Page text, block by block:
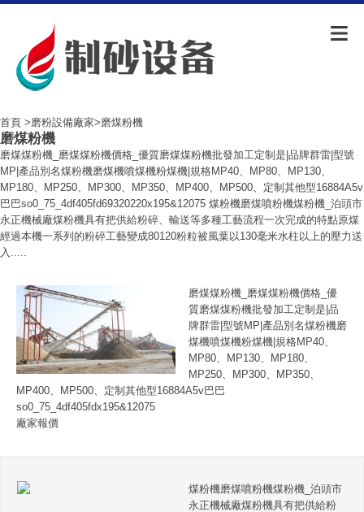
首頁 >磨粉設備廠家>磨煤粉機
磨煤粉機
磨煤煤粉機_磨煤煤粉機價格_優質磨煤煤粉機批發加工定制是|品牌群雷|型號
MP|產品別名煤粉機磨煤機噴煤機粉煤機|規格MP40、MP80、MP130、
MP180、MP250、MP300、MP350、MP400、MP500、定制其他型16884A5v
巴巴so0_75_4df405fd69320220x195&12075 煤粉機磨煤噴粉機煤粉機_泊頭市
永正機械廠煤粉機具有把供給粉碎、輸送等多種工藝流程一次完成的特點原煤
經過本機一系列的粉碎工藝變成80120粉粒被風葉以130毫米水柱以上的壓力送
入.....
磨煤煤粉機_磨煤煤粉機價格_優
質磨煤煤粉機批發加工定制是|品
牌群雷|型號MP|產品別名煤粉機磨
煤機噴煤機粉煤機|規格MP40、
MP80、MP130、MP180、
MP250、MP300、MP350、
MP400、MP500、定制其他型16884A5v巴巴
so0_75_4df405fdx195&12075
廠家報價
煤粉機磨煤噴粉機煤粉機_泊頭市
永正機械廠煤粉機具有把供給粉